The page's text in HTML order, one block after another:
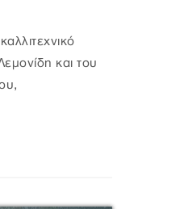
και του